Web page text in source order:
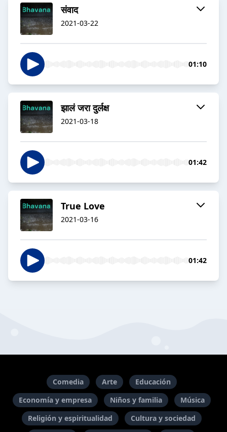
संवाद
2021-03-22
01:10
झालं जरा दुर्लक्ष
2021-03-18
01:42
True Love
2021-03-16
01:42
Comedia Arte
Educación
Economía y empresa
Niños y familia
Música
Religión y espiritualidad
Cultura y sociedad